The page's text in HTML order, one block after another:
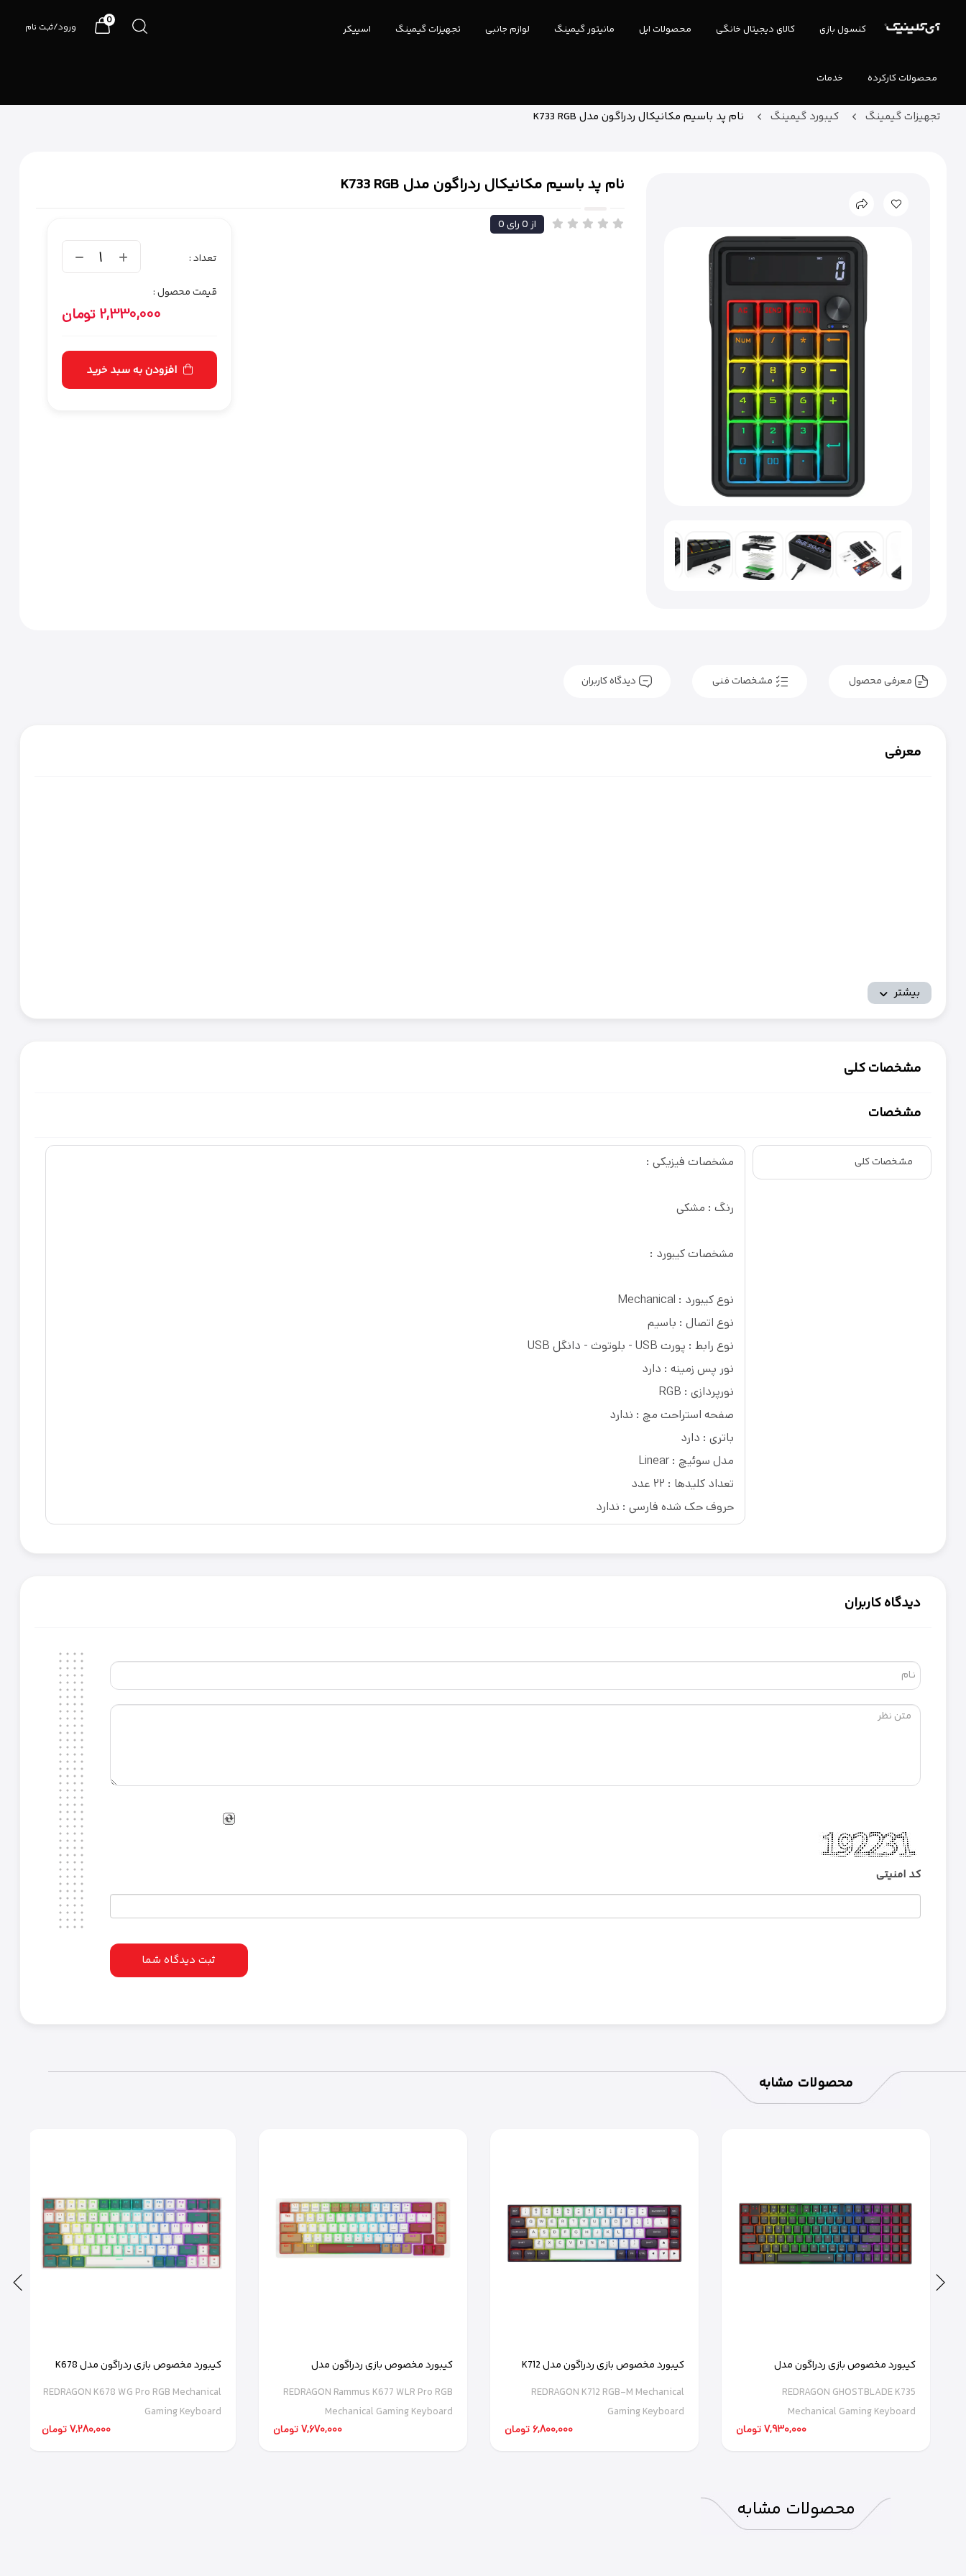
کنسول بازی کالای دیجیتال خانگی محصولات اپل مانیتور گیمینگ لوازم جانبی تجهیزات گیمینگ اسپیکر
محصولات کارکرده خدمات
ورود/ثبت نام
0
تجهیزات گیمینگ کیبورد گیمینگ نام پد باسیم مکانیکال ردراگون مدل K733 RGB
نام پد باسیم مکانیکال ردراگون مدل K733 RGB
0 از0رای
تعداد : 1
قیمت محصول :
2,330,000 تومان
افزودن به سبد خرید
معرفی محصول مشخصات فنی دیدگاه کاربران
معرفی
بیشتر
مشخصات کلی
مشخصات
مشخصات کلی مشخصات فیزیکی :
رنگ : مشکی
مشخصات کیبورد :
نوع کیبورد : Mechanical
نوع اتصال : باسیم
نوع رابط : پورت USB - بلوتوث - دانگل USB
نور پس زمینه : دارد
نورپردازی : RGB
صفحه استراحت مچ : ندارد
باتری : دارد
مدل سوئیچ : Linear
تعداد کلیدها : 22 عدد
حروف حک شده فارسی : ندارد
دیدگاه کاربران
کد امنیتی
ثبت دیدگاه شما
محصولات مشابه
کیبورد مخصوص بازی ردراگون مدل
GHOSTBLADE K735
REDRAGON GHOSTBLADE K735
Mechanical Gaming Keyboard
7,930,000 تومان
کیبورد مخصوص بازی ردراگون مدل K712
RGB-M
REDRAGON K712 RGB-M Mechanical
Gaming Keyboard
6,800,000 تومان
کیبورد مخصوص بازی ردراگون مدل
Rammus K677 WLR Pro
REDRAGON Rammus K677 WLR Pro RGB
Mechanical Gaming Keyboard
7,670,000 تومان
کیبورد مخصوص بازی ردراگون مدل K678
WG Pro
REDRAGON K678 WG Pro RGB Mechanical
Gaming Keyboard
7,280,000 تومان
محصولات مشابه